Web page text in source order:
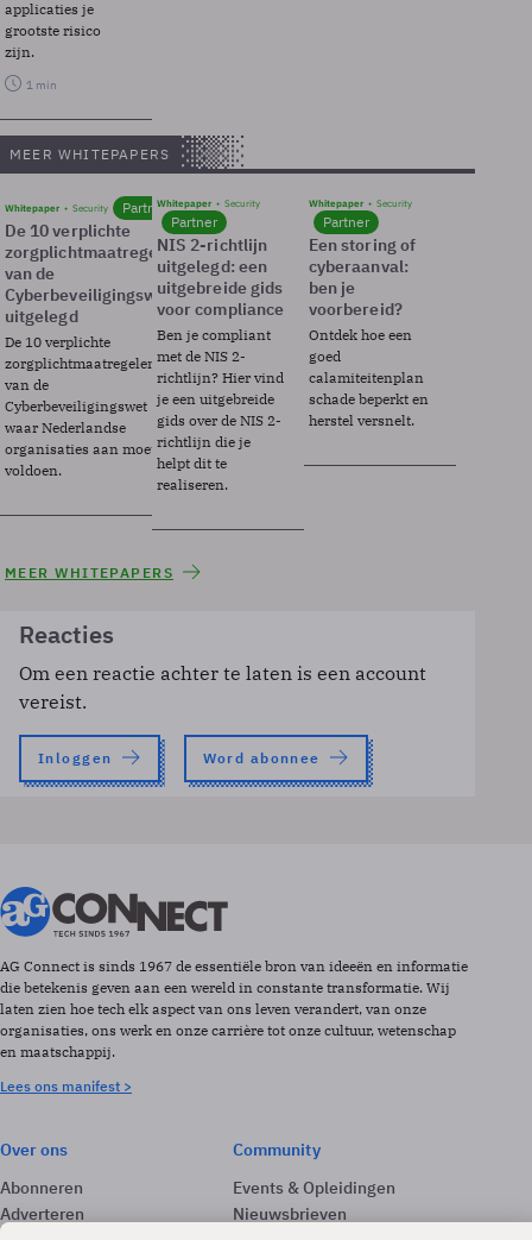
applicaties je
grootste risico
zijn.
1 min
MEER WHITEPAPERS
Whitepaper Security Partner
De 10 verplichte
zorgplichtmaatregelen
van de
Cyberbeveiligingswet
uitgelegd
De 10 verplichte
zorgplichtmaatregelen
van de
Cyberbeveiligingswet
waar Nederlandse
organisaties aan moeten
voldoen.
Whitepaper Security
Partner
NIS 2-richtlijn
uitgelegd: een
uitgebreide gids
voor compliance
Ben je compliant
met de NIS 2-
richtlijn? Hier vind
je een uitgebreide
gids over de NIS 2-
richtlijn die je
helpt dit te
realiseren.
Whitepaper Security
Partner
Een storing of
cyberaanval:
ben je
voorbereid?
Ontdek hoe een
goed
calamiteitenplan
schade beperkt en
herstel versnelt.
MEER WHITEPAPERS
Reacties
Om een reactie achter te laten is een account
vereist.
Inloggen Word abonnee
AG Connect is sinds 1967 de essentiële bron van ideeën en informatie
die betekenis geven aan een wereld in constante transformatie. Wij
laten zien hoe tech elk aspect van ons leven verandert, van onze
organisaties, ons werk en onze carrière tot onze cultuur, wetenschap
en maatschappij.
Lees ons manifest >
Over ons
Abonneren
Adverteren
Community
Events & Opleidingen
Nieuwsbrieven